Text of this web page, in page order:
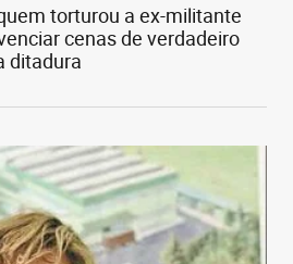
torturou a ex-militante
cenas de verdadeiro
ditadura